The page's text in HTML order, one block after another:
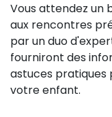
Vous attendez un
aux rencontres
par un duo
fourniront des
astuces pratiques
votre enfant.